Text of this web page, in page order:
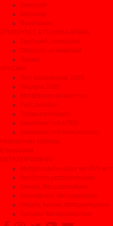
Συνεργεία
Αξεσουάρ
Φανοποιεία
ΣΥΜΒΟΥΛΕΣ & ΤΕΧΝΙΚΑ ΑΡΘΡΑ
Συμβουλές οικονομίας
Οδηγείστε με ασφάλεια
Τεχνικά
ΧΡΗΣΙΜΑ
Τέλη κυκλοφορίας 2026
Τεκμήρια 2026
Μεταβίβαση αυτοκινήτου
Τιμές Διοδίων
Τηλέφωνα Ανάγκης
Δικαιολογητικά ΚΤΕΟ
Δικαιολογητικά Ανακύκλωσης
Ηλεκτρονικές εκδόσεις
Επικοινωνία
ΜΕΤΑΧΕΙΡΙΣΜΕΝΟ
Μεταχειρισμένα μέχρι και 35%
Αναζήτηση μεταχειρισμένου
Δοκιμές Μεταχειρισμένων
Αγοράζοντας Μεταχειρισμένο
Οδηγός Αγοράς Μεταχειρισμένου
Έμποροι Μεταχειρισμένων